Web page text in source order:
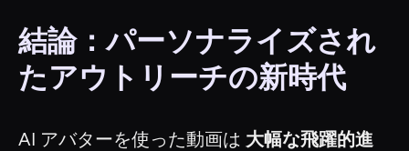
結論：パーソナライズされ
たアウトリーチの新時代
AI アバターを使った動画は 大幅な飛躍的進